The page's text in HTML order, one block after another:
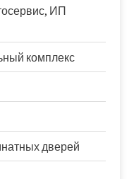
ИП
комплекс
дверей